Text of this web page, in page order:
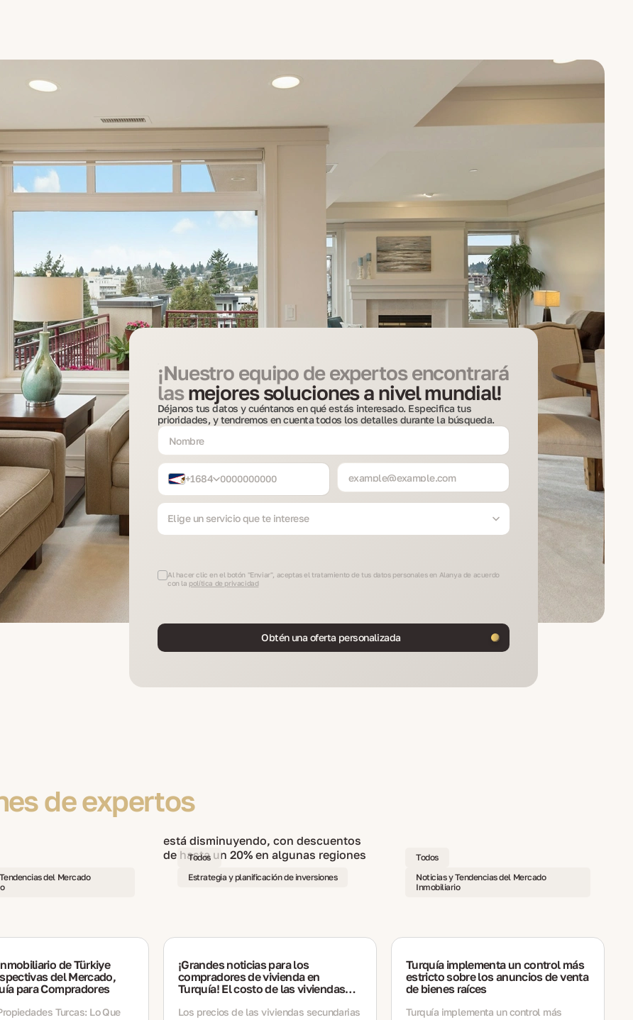
¡Nuestro equipo de expertos encontrará
lasmejores soluciones a nivel mundial!
Déjanos tus datos y cuéntanos en qué estás interesado. Especifica tus
prioridades, y tendremos en cuenta todos los detalles durante la búsqueda.
+1684
Elige un servicio que te interese
Al hacer clic en el botón "Enviar", aceptas el tratamiento de tus datos personales en Alanya de acuerdo
con la política de privacidad
Obtén una oferta personalizada
de expertos
del Mercado
de Türkiye
del Mercado,
para Compradores
Turcas: Lo Que
Todos
Estrategia y planificación de inversiones
¡Grandes noticias para los
compradores de vivienda en
Turquía! El costo de las viviendas
con descuentos de hasta un 20% en
Los precios de las viviendas secundarias
Todos
Noticias y Tendencias del Mercado
Inmobiliario
Turquía implementa un control más
estricto sobre los anuncios de venta
de bienes raíces
Turquía implementa un control más